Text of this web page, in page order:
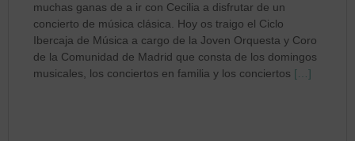
muchas ganas de a ir con Cecilia a disfrutar de un
concierto de música clásica. Hoy os traigo el Ciclo
Ibercaja de Música a cargo de la Joven Orquesta y Coro
de la Comunidad de Madrid que consta de los domingos
musicales, los conciertos en familia y los conciertos […]